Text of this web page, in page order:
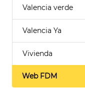
Valencia verde
Valencia Ya
Vivienda
Web FDM